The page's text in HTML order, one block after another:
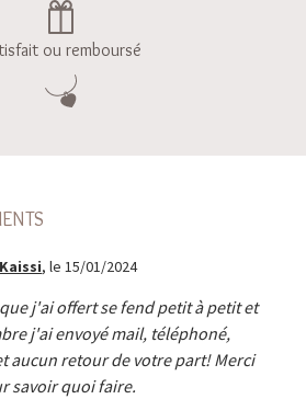
ou remboursé
Kaissi, le 15/01/2024
j'ai offert se fend petit à petit et
j'ai envoyé mail, téléphoné,
aucun retour de votre part! Merci
savoir quoi faire.